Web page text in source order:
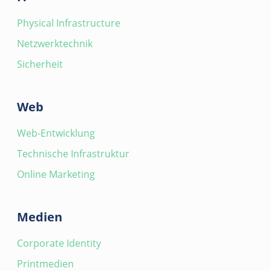
Physical Infrastructure
Netzwerktechnik
Sicherheit
Web
Web-Entwicklung
Technische Infrastruktur
Online Marketing
Medien
Corporate Identity
Printmedien